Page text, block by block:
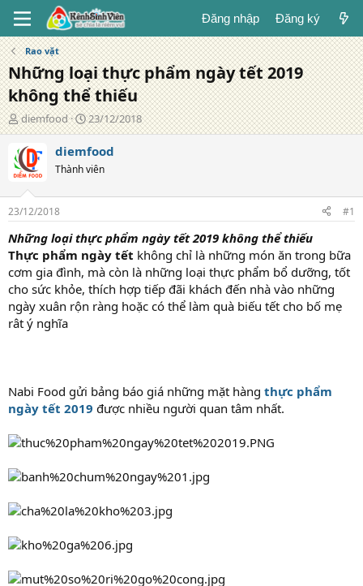
Đăng nhập Đăng ký
Rao vặt
Những loại thực phẩm ngày tết 2019
không thể thiếu
T
á
c
g
i
ả
diemfood
N
g
à
y
đ
g
23/12/2018
diemfood
Thành viên
23/12/2018 #1
Những loại thực phẩm ngày tết 2019 không thể thiếu
Thực phẩm ngày tết không chỉ là những món ăn trong bữa
cơm gia đình, mà còn là những loại thực phẩm bổ dưỡng, tốt
cho sức khỏe, thích hợp tiếp đãi khách đến nhà vào những
ngày xuân rộn ràng hoặc có thể làm quà biếu tết cho bố mẹ
rât ý nghĩa
Nabi Food gửi bảng báo giá những mặt hàng thực phẩm
ngày tết 2019 được nhiều người quan tâm nhất.